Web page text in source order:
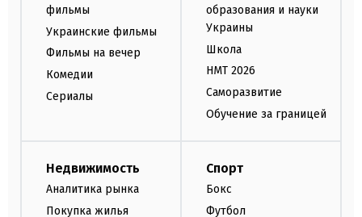
фильмы
Украинские фильмы
Фильмы на вечер
Комедии
Сериалы
образования и науки
Украины
Школа
НМТ 2026
Саморазвитие
Обучение за границей
Недвижимость
Аналитика рынка
Покупка жилья
Спорт
Бокс
Футбол